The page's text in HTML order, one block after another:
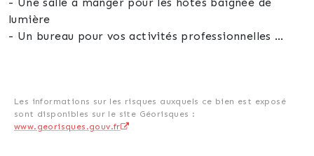
lumière
- Un bureau pour vos activités professionnelles
préparer des plats pour vos hôtes
- Deux remises, dont une abrite la chaufferie
Les informations sur les risques auxquels ce bien est exposé
sont disponibles sur le site Géorisques :
www.georisques.gouv.fr